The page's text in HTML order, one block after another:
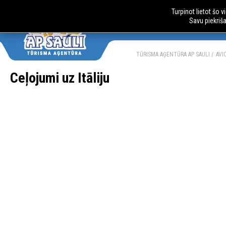
AUTOBUSU
TŪRISMA AĢENTŪRA AP SAULI
Ceļojumi uz Itāliju
Turpinot lietot šo
Savu